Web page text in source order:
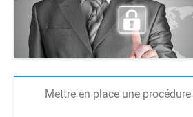
Mettre en place une